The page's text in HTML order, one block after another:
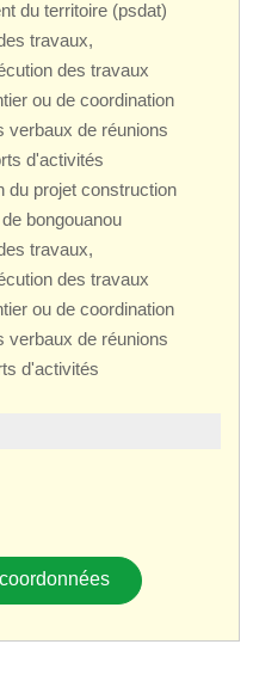
du territoire (psdat)
travaux,
des travaux
ou de coordination
verbaux de réunions
d'activités
du projet construction
bongouanou
travaux,
des travaux
ou de coordination
verbaux de réunions
d'activités